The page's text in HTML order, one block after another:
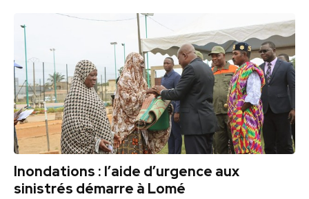
Inondations : l’aide d’urgence aux
sinistrés démarre à Lomé